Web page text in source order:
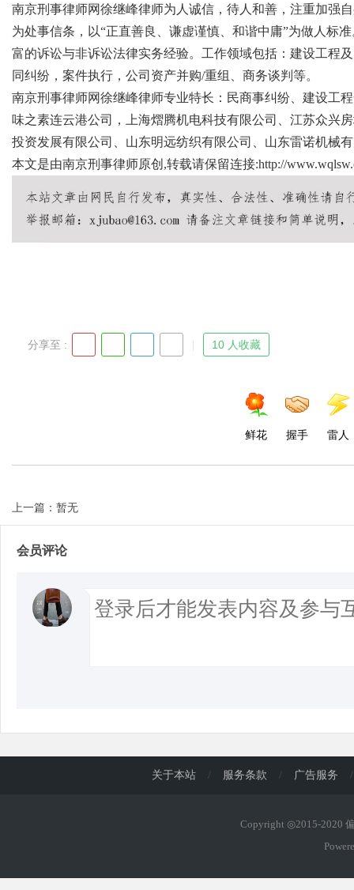
Bo
南京刑事律师网徐继峰律师为人诚信，待人和善，注重加强
为处事信条，以“正直善良、谦虚谨慎、和谐中庸”为做人标
富的诉讼与非诉讼法律实务经验。工作领域包括：建设工程
同纠纷，案件执行，公司资产并购/重组、商务谈判等。
南京刑事律师网徐继峰律师专业特长：民商事纠纷、建设工
味之素连云港公司，上海熠腾机电科技有限公司、江苏众兴
投资发展有限公司、山东明远纺织有限公司、山东雷诺机械
本文是由南京刑事律师原创,转载请保留连接:http://
分享至 : 10 人收藏
鲜花 握手 雷人
上一篇：暂无
会员评论
关于本站 / 服务条款 / 广告服务 /
Copyright ◎2015-2020